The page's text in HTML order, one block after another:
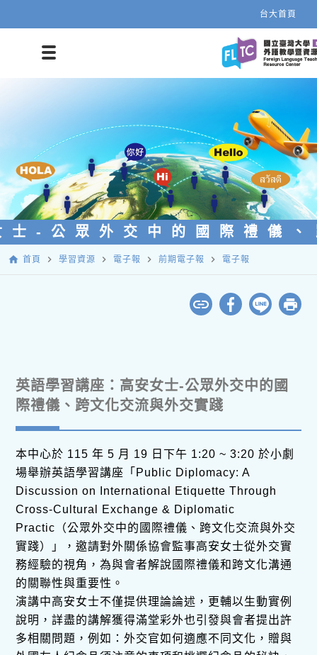
台大首頁
士-公眾外交中的國際禮儀
home 首頁 navigate_next 學習資源 navigate_next 電子報 navigate_next 前期電子報 navigate_next 電子報
英語學習講座：高安女士-公眾外交中的國
際禮儀、跨文化交流與外交實踐
本中心於 115 年 5 月 19 日下午 1:20 ~ 3:20 於小劇
場舉辦英語學習講座「Public Diplomacy: A
Discussion on International Etiquette Through
Cross-Cultural Exchange & Diplomatic
Practic（公眾外交中的國際禮儀、跨文化交流與外交
實踐）」，邀請對外關係協會監事高安女士從外交實
務經驗的視角，為與會者解說國際禮儀和跨文化溝通
的關聯性與重要性。
演講中高安女士不僅提供理論論述，更輔以生動實例
說明，詳盡的講解獲得滿堂彩外也引發與會者提出許
多相關問題，例如：外交官如何適應不同文化，贈與